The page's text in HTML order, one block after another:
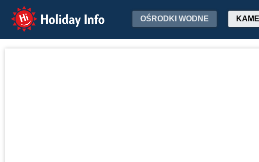
Holiday Info OŚRODKI WODNE